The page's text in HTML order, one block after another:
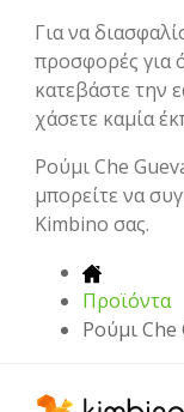
Για να
προσφορές για
κατεβάστε την
χάσετε καμία
Ρούμι Che
μπορείτε να
Kimbino σας.
Προϊόντα
Ρούμι Che